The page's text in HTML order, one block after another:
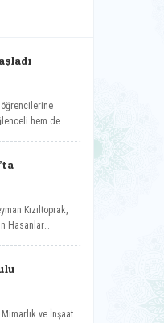
öğrencilerine
hem de
Kızıltoprak,
Hasanlar
ve İnşaat